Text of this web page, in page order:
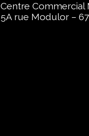
Centre Commercial
5A rue Modulor –